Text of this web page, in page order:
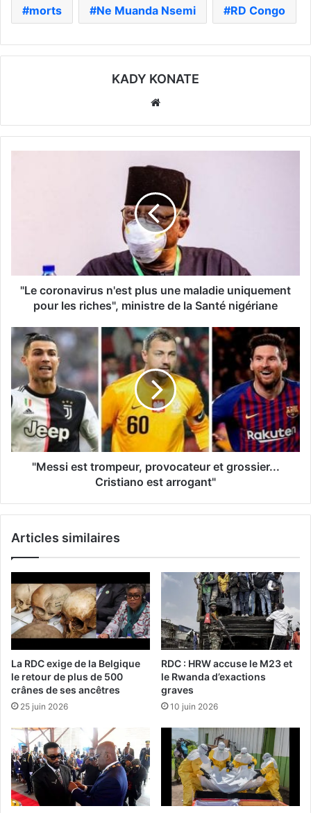
morts Ne Muanda Nsemi RD Congo
KADY KONATE
"Le coronavirus n'est plus une maladie uniquement
pour les riches", ministre de la Santé nigériane
"Messi est trompeur, provocateur et grossier...
Cristiano est arrogant"
Articles similaires
La RDC exige de la Belgique
le retour de plus de 500
crânes de ses ancêtres
25 juin 2026
RDC : HRW accuse le M23 et
le Rwanda d’exactions
graves
10 juin 2026